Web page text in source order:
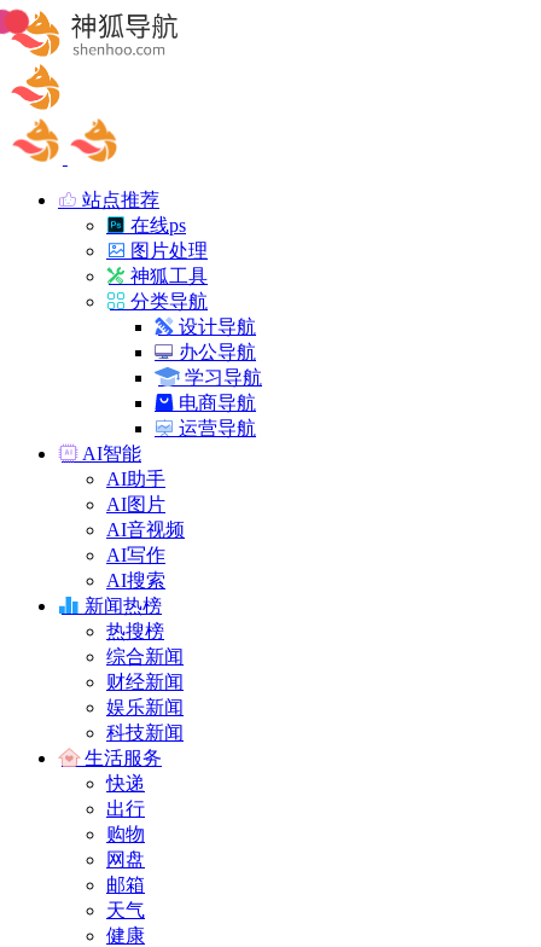
站点推荐
在线ps
图片处理
神狐工具
分类导航
设计导航
办公导航
学习导航
电商导航
运营导航
AI智能
AI助手
AI图片
AI音视频
AI写作
AI搜索
新闻热榜
热搜榜
综合新闻
财经新闻
娱乐新闻
科技新闻
生活服务
快递
出行
购物
网盘
邮箱
天气
健康